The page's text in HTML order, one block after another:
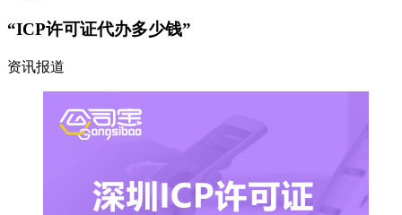
“ICP许可证代办多少钱”
资讯报道